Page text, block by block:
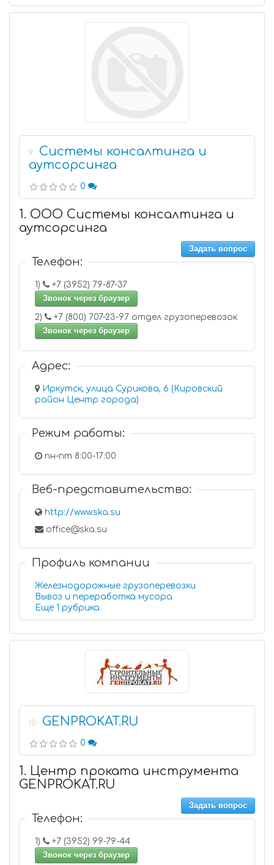
9
Системы консалтинга и
аутсорсинга
0
1. ООО Системы консалтинга и
аутсорсинга
Задать вопрос
Телефон:
1)
+7 (3952) 79-87-37
Звонок через браузер
2)
+7 (800) 707-23-97 отдел грузоперевозок
Звонок через браузер
Адрес:
Иркутск, улица Сурикова, 6 (Кировский
район Центр города)
Режим работы:
пн-пт 8:00-17:00
Веб-представительство:
http://www.ska.su
office@ska.su
Профиль компании
Железнодорожные грузоперевозки
Вывоз и переработка мусора
Еще 1 рубрика
10 GENPROKAT.RU
0
1. Центр проката инструмента
GENPROKAT.RU
Задать вопрос
Телефон:
1)
+7 (3952) 99-79-44
Звонок через браузер